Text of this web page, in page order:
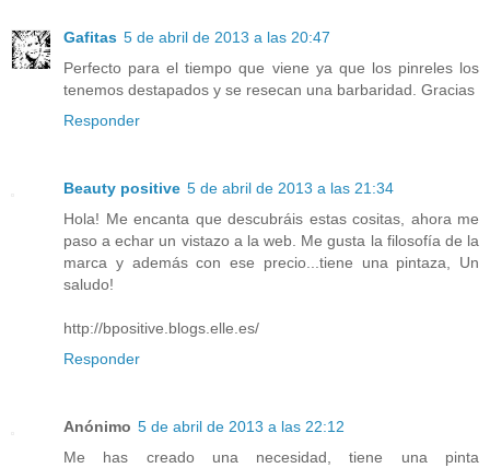
Gafitas 5 de abril de 2013 a las 20:47
Perfecto para el tiempo que viene ya que los pinreles los
tenemos destapados y se resecan una barbaridad. Gracias
Responder
Beauty positive 5 de abril de 2013 a las 21:34
Hola! Me encanta que descubráis estas cositas, ahora me
paso a echar un vistazo a la web. Me gusta la filosofía de la
marca y además con ese precio...tiene una pintaza, Un
saludo!
http://bpositive.blogs.elle.es/
Responder
Anónimo 5 de abril de 2013 a las 22:12
Me has creado una necesidad, tiene una pinta